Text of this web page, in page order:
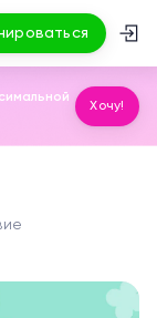
Хочу!